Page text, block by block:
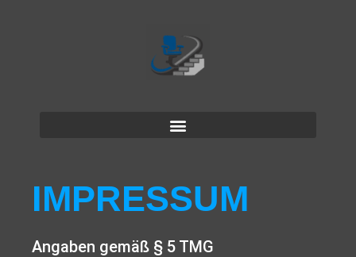
IMPRESSUM
Angaben gemäß § 5 TMG